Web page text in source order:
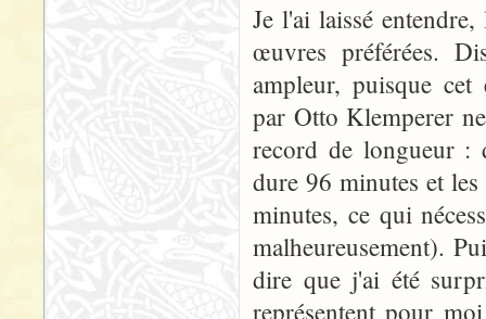
Je l'ai laissé
œuvres préférées.
ampleur, puisque
par Otto Klemperer
record de longueur :
dure 96 minutes et
minutes, ce qui
malheureusement).
dire que j'ai été
représentent pour